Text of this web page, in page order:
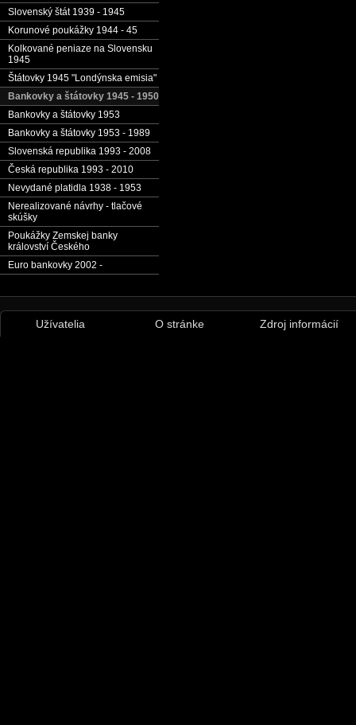
Slovenský štát 1939 - 1945
Korunové poukážky 1944 - 45
Kolkované peniaze na Slovensku
1945
Štátovky 1945 "Londýnska emisia"
Bankovky a štátovky 1945 - 1950
Bankovky a štátovky 1953
Bankovky a štátovky 1953 - 1989
Slovenská republika 1993 - 2008
Česká republika 1993 - 2010
Nevydané platidla 1938 - 1953
Nerealizované návrhy - tlačové
skúšky
Poukážky Zemskej banky
království Českého
Euro bankovky 2002 -
Užívatelia O stránke Zdroj informácií